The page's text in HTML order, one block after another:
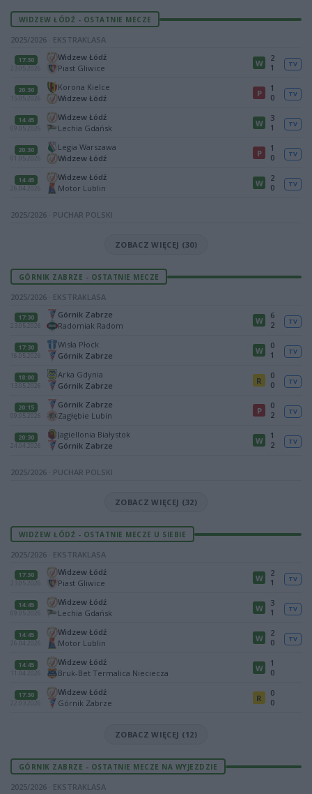
WIDZEW ŁÓDŹ - OSTATNIE MECZE
2025/2026 · EKSTRAKLASA
17:30
23.05.2026
Widzew Łódź
Piast Gliwice
W
2
1
TV
20:30
15.05.2026
Korona Kielce
Widzew Łódź
P
1
0
TV
14:45
09.05.2026
Widzew Łódź
Lechia Gdańsk
W
3
1
TV
20:30
01.05.2026
Legia Warszawa
Widzew Łódź
P
1
0
TV
14:45
26.04.2026
Widzew Łódź
Motor Lublin
W
2
0
TV
2025/2026 · PUCHAR POLSKI
ZOBACZ WIĘCEJ (30)
GÓRNIK ZABRZE - OSTATNIE MECZE
2025/2026 · EKSTRAKLASA
17:30
23.05.2026
Górnik Zabrze
Radomiak Radom
W
6
2
TV
17:30
16.05.2026
Wisła Płock
Górnik Zabrze
W
0
1
TV
18:00
13.05.2026
Arka Gdynia
Górnik Zabrze
R
0
0
TV
20:15
09.05.2026
Górnik Zabrze
Zagłębie Lubin
P
0
2
TV
20:30
24.04.2026
Jagiellonia Białystok
Górnik Zabrze
W
1
2
TV
2025/2026 · PUCHAR POLSKI
ZOBACZ WIĘCEJ (32)
WIDZEW ŁÓDŹ - OSTATNIE MECZE U SIEBIE
2025/2026 · EKSTRAKLASA
17:30
23.05.2026
Widzew Łódź
Piast Gliwice
W
2
1
TV
14:45
09.05.2026
Widzew Łódź
Lechia Gdańsk
W
3
1
TV
14:45
26.04.2026
Widzew Łódź
Motor Lublin
W
2
0
TV
14:45
11.04.2026
Widzew Łódź
Bruk-Bet Termalica Nieciecza
W
1
0
17:30
22.03.2026
Widzew Łódź
Górnik Zabrze
R
0
0
ZOBACZ WIĘCEJ (12)
GÓRNIK ZABRZE - OSTATNIE MECZE NA WYJEZDZIE
2025/2026 · EKSTRAKLASA